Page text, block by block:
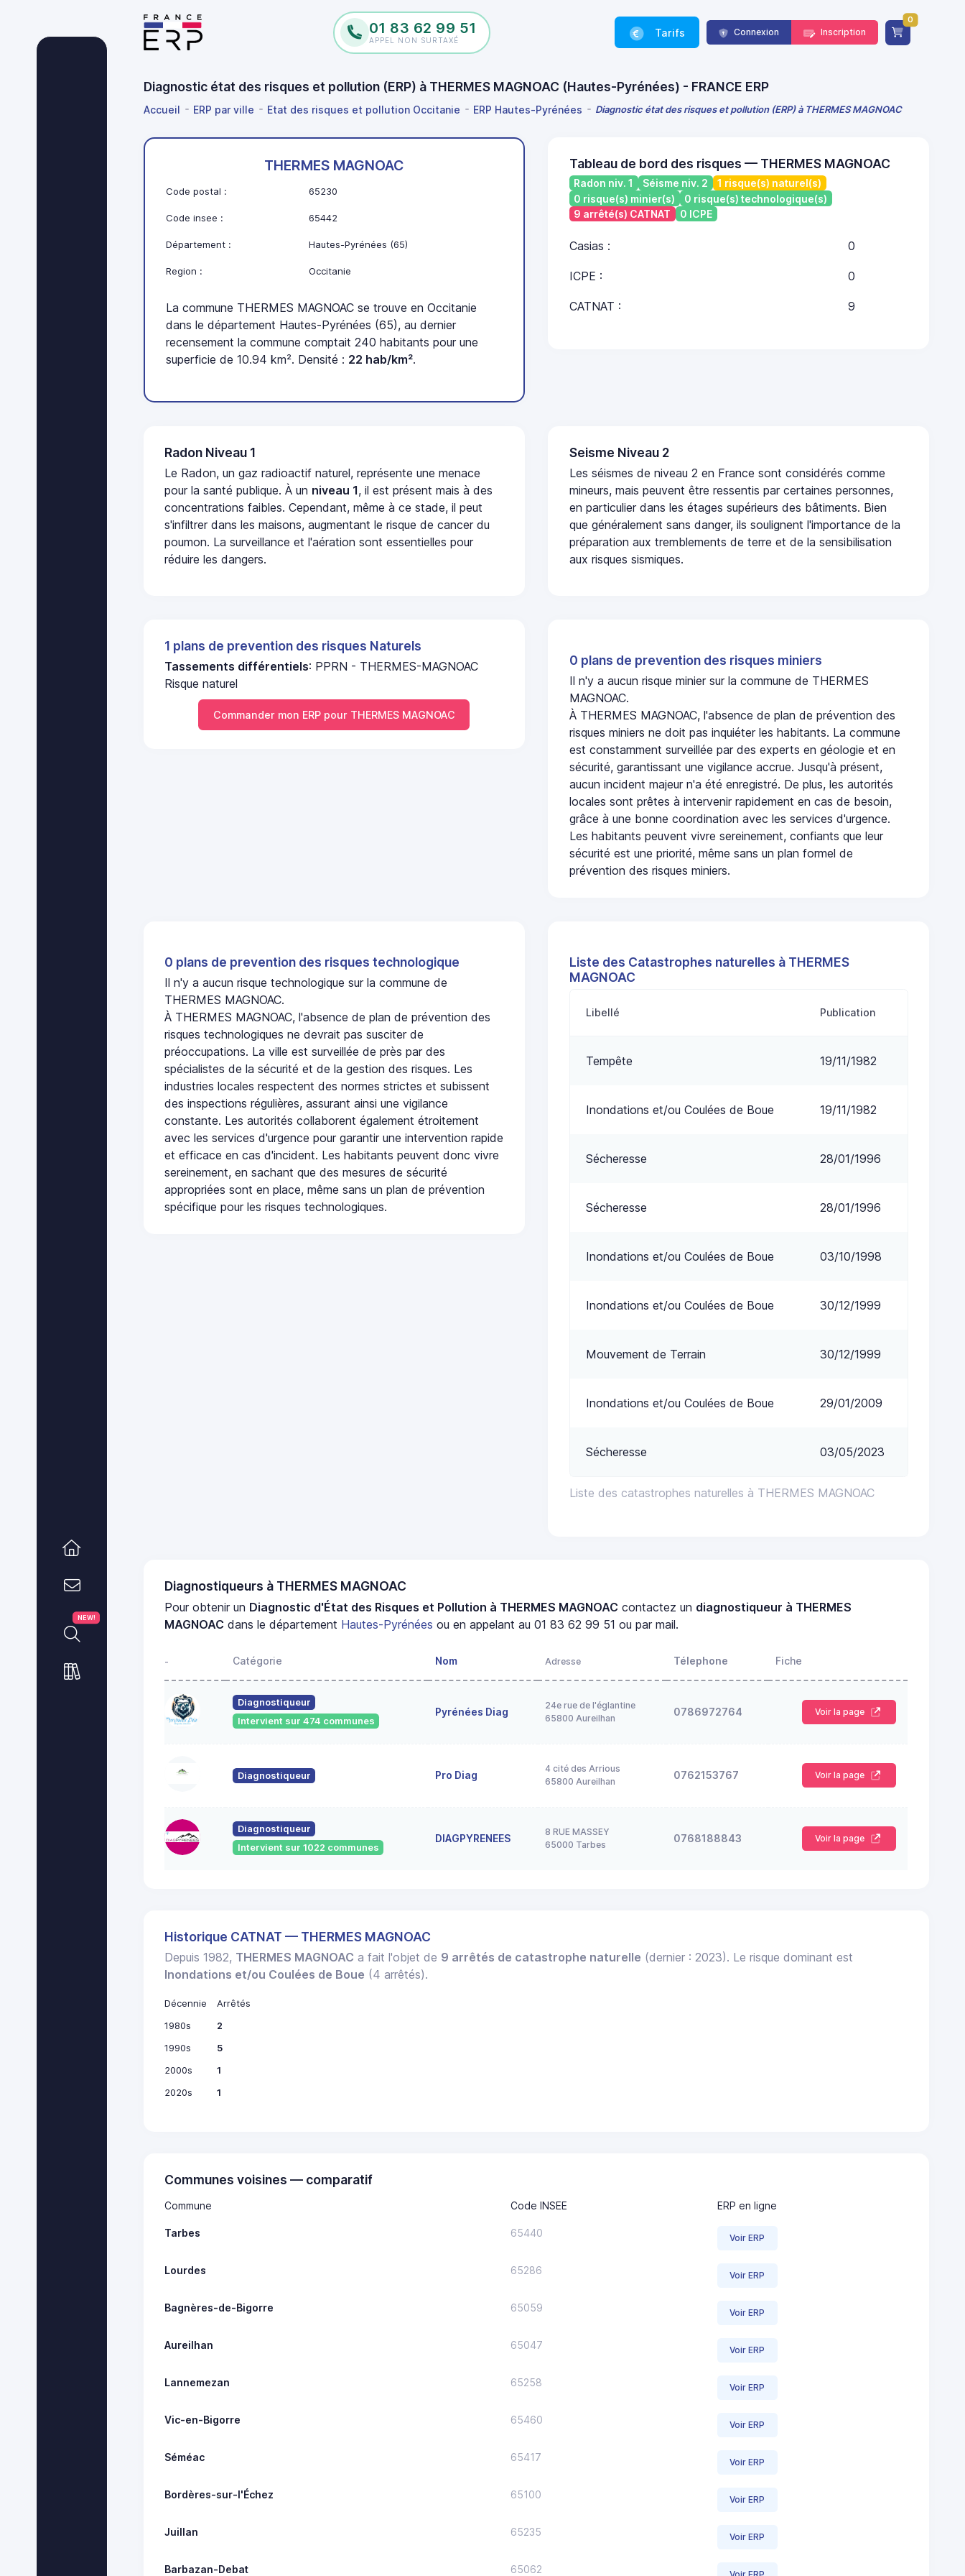
01 83 62 99 51
APPEL NON SURTAXÉ
Tarifs Connexion Inscription
0
Diagnostic état des risques et pollution (ERP) à THERMES MAGNOAC (Hautes-Pyrénées) - FRANCE ERP
Accueil ERP par ville Etat des risques et pollution Occitanie ERP Hautes-Pyrénées Diagnostic état des risques et pollution (ERP) à THERMES MAGNOAC
NEW!
THERMES MAGNOAC
Code postal : 65230
Code insee : 65442
Département : Hautes-Pyrénées (65)
Region : Occitanie
La commune THERMES MAGNOAC se trouve en Occitanie
dans le département Hautes-Pyrénées (65), au dernier
recensement la commune comptait 240 habitants pour une
superficie de 10.94 km². Densité : 22 hab/km².
Tableau de bord des risques — THERMES MAGNOAC
Radon niv. 1 Séisme niv. 2
1 risque(s) naturel(s)
0 risque(s) minier(s)
0 risque(s) technologique(s)
9 arrêté(s) CATNAT
0 ICPE
Casias : 0
ICPE : 0
CATNAT : 9
Radon Niveau 1
Le Radon, un gaz radioactif naturel, représente une menace
pour la santé publique. À un niveau 1, il est présent mais à des
concentrations faibles. Cependant, même à ce stade, il peut
s'infiltrer dans les maisons, augmentant le risque de cancer du
poumon. La surveillance et l'aération sont essentielles pour
réduire les dangers.
Seisme Niveau 2
Les séismes de niveau 2 en France sont considérés comme
mineurs, mais peuvent être ressentis par certaines personnes,
en particulier dans les étages supérieurs des bâtiments. Bien
que généralement sans danger, ils soulignent l'importance de la
préparation aux tremblements de terre et de la sensibilisation
aux risques sismiques.
1 plans de prevention des risques Naturels
Tassements différentiels: PPRN - THERMES-MAGNOAC
Risque naturel
Commander mon ERP pour THERMES MAGNOAC
0 plans de prevention des risques miniers
Il n'y a aucun risque minier sur la commune de THERMES
MAGNOAC.
À THERMES MAGNOAC, l'absence de plan de prévention des
risques miniers ne doit pas inquiéter les habitants. La commune
est constamment surveillée par des experts en géologie et en
sécurité, garantissant une vigilance accrue. Jusqu'à présent,
aucun incident majeur n'a été enregistré. De plus, les autorités
locales sont prêtes à intervenir rapidement en cas de besoin,
grâce à une bonne coordination avec les services d'urgence.
Les habitants peuvent vivre sereinement, confiants que leur
sécurité est une priorité, même sans un plan formel de
prévention des risques miniers.
0 plans de prevention des risques technologique
Il n'y a aucun risque technologique sur la commune de
THERMES MAGNOAC.
À THERMES MAGNOAC, l'absence de plan de prévention des
risques technologiques ne devrait pas susciter de
préoccupations. La ville est surveillée de près par des
spécialistes de la sécurité et de la gestion des risques. Les
industries locales respectent des normes strictes et subissent
des inspections régulières, assurant ainsi une vigilance
constante. Les autorités collaborent également étroitement
avec les services d'urgence pour garantir une intervention rapide
et efficace en cas d'incident. Les habitants peuvent donc vivre
sereinement, en sachant que des mesures de sécurité
appropriées sont en place, même sans un plan de prévention
spécifique pour les risques technologiques.
Liste des Catastrophes naturelles à THERMES
MAGNOAC
Liste des catastrophes naturelles à THERMES MAGNOAC
Libellé Publication
Tempête 19/11/1982
Inondations et/ou Coulées de Boue 19/11/1982
Sécheresse 28/01/1996
Sécheresse 28/01/1996
Inondations et/ou Coulées de Boue 03/10/1998
Inondations et/ou Coulées de Boue 30/12/1999
Mouvement de Terrain 30/12/1999
Inondations et/ou Coulées de Boue 29/01/2009
Sécheresse 03/05/2023
Diagnostiqueurs à THERMES MAGNOAC
Pour obtenir un Diagnostic d'État des Risques et Pollution à THERMES MAGNOAC contactez un diagnostiqueur à THERMES
MAGNOAC dans le département Hautes-Pyrénées ou en appelant au 01 83 62 99 51 ou par mail.
- Catégorie Nom Adresse Télephone Fiche
Diagnostiqueur
Intervient sur 474 communes
Pyrénées Diag
24e rue de l'églantine
65800 Aureilhan
0786972764 Voir la page
Diagnostiqueur Pro Diag
4 cité des Arrious
65800 Aureilhan
0762153767 Voir la page
Diagnostiqueur
Intervient sur 1022 communes
DIAGPYRENEES
8 RUE MASSEY
65000 Tarbes
0768188843 Voir la page
Historique CATNAT — THERMES MAGNOAC
Depuis 1982, THERMES MAGNOAC a fait l'objet de 9 arrêtés de catastrophe naturelle (dernier : 2023). Le risque dominant est
Inondations et/ou Coulées de Boue (4 arrêtés).
Décennie
Arrêtés
1980s
2
1990s
5
2000s
1
2020s
1
Communes voisines — comparatif
Commune Code INSEE ERP en ligne
Tarbes 65440 Voir ERP
Lourdes 65286 Voir ERP
Bagnères-de-Bigorre 65059 Voir ERP
Aureilhan 65047 Voir ERP
Lannemezan 65258 Voir ERP
Vic-en-Bigorre 65460 Voir ERP
Séméac 65417 Voir ERP
Bordères-sur-l'Échez 65100 Voir ERP
Juillan 65235 Voir ERP
Barbazan-Debat 65062